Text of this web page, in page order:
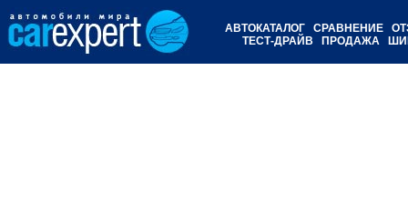
АВТОКАТАЛОГ СРАВНЕНИЕ
ТЕСТ-ДРАЙВ
ПРОДАЖА